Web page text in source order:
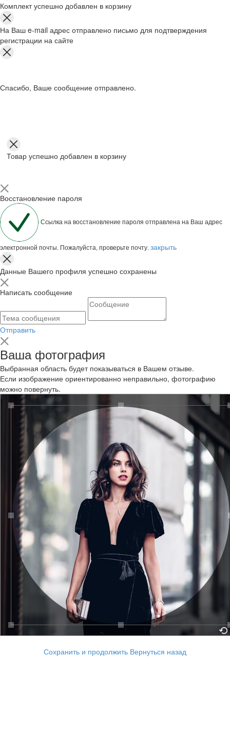
Комплект успешно добавлен в корзину
На Ваш e-mail адрес отправлено письмо для подтверждения
регистрации на сайте
Спасибо, Ваше сообщение отправлено.
Товар успешно добавлен в корзину
Восстановление пароля
Ссылка на восстановление пароля отправлена на Ваш адрес
электронной почты. Пожалуйста, проверьте почту. закрыть
Данные Вашего профиля успешно сохранены
Написать сообщение
Отправить
Ваша фотография
Выбранная область будет показываться в Вашем отзыве.
Если изображение ориентированно неправильно, фотографию
можно повернуть.
Сохранить и продолжить Вернуться назад